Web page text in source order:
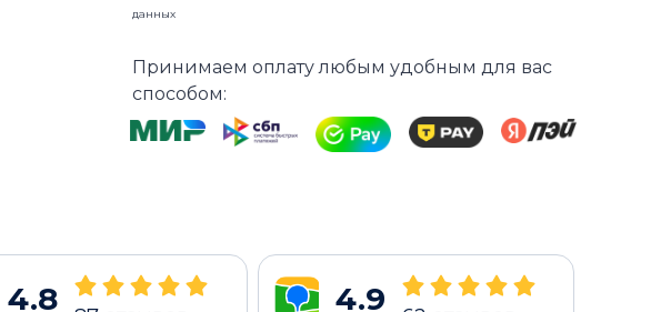
данных
Принимаем оплату любым удобным для вас
способом:
4.8 4.9